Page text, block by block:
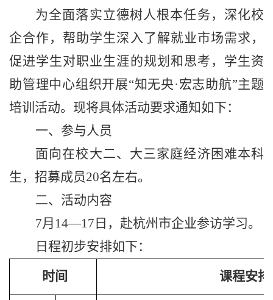
为全面落实立德树人根本任务， 深化校
企合作， 帮助学生深入了解就业市场需求，
促进学生对职业生涯的规划和思考 ，学生资
助管理中心组织开展“知无央·宏志助航”主题
培训活动。现将具体活动要求通知如下：
一、参与人员
面向在校大二、大三家庭经济困难本科
生，招募成员20名左右。
二、活动内容
7月 14—17 日，赴杭州市企业参访学习。
日程初步安排如下：
时间 课程安排